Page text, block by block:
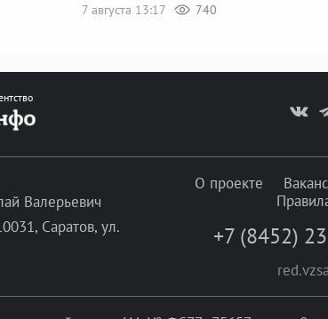
7 августа 13:17
740
Валерьевич
Саратов, ул.
О проекте
+7 (8452)